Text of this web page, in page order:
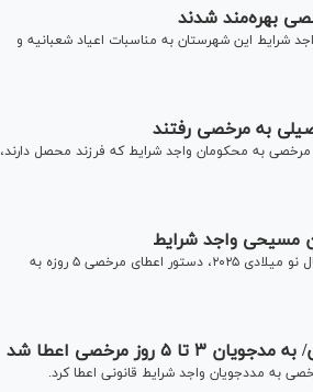
شهرستان دزفول از اعطای مرخصی به بیش از ۲۲۰ زندانی واجد شرایط این شهرستان به مناسبات اعیاد شعبانیه و
به محکومان واجد شرایط که فرزند محصل دارند،
رئیس قوه قضاییه به مناسبت فرارسیدن سالروز میلاد حضرت عیسی مسیح (ع) و سال نو میلادی ۲۰۲۵، دستور اعطای مرخصی ۵ روزه به
مرخصی اعطا شد
به مددجویان واجد شرایط قانونی اعطا کرد.